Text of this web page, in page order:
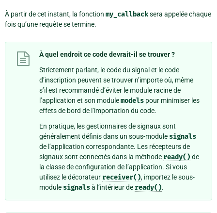
À partir de cet instant, la fonction my_callbacksera appelée chaque
fois qu’une requête se termine.
À quel endroit ce code devrait-il se trouver ?
Strictement parlant, le code du signal et le code
d’inscription peuvent se trouver n’importe où, même
s’il est recommandé d’éviter le module racine de
l’application et son modulemodels pour minimiser les
effets de bord de l’importation du code.
En pratique, les gestionnaires de signaux sont
généralement définis dans un sous-module signals
de l’application correspondante. Les récepteurs de
signaux sont connectés dans la méthode ready() de
la classe de configuration de l’application. Si vous
utilisez le décorateur receiver(), importez le sous-
module signalsà l’intérieur de ready().